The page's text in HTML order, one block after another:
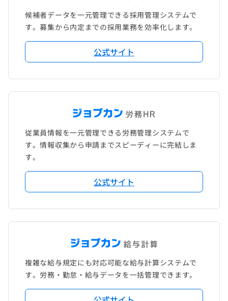
候補者データを一元管理できる採用管理システムで
す。募集から内定までの採用業務を効率化します。
公式サイト
従業員情報を一元管理できる労務管理システムで
す。情報収集から申請までスピーディーに完結しま
す。
公式サイト
複雑な給与規定にも対応可能な給与計算システムで
す。労務・勤怠・給与データを一括管理できます。